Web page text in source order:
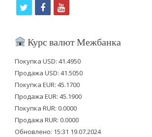
i
t
e
r
f
c
b
o
o
k
y
u
u
b
e
Курс валют Межбанка
Покупка USD: 41.4950
Продажа USD: 41.5050
Покупка EUR: 45.1700
Продажа EUR: 45.1900
Покупка RUR: 0.0000
Продажа RUR: 0.0000
Обновлено: 15:31 19.07.2024